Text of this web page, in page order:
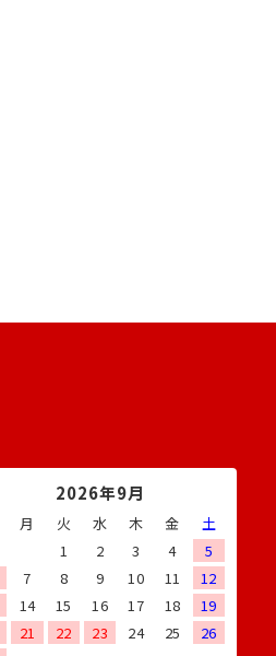
2026年9月
月 火 水 木 金
土
1
2 3 4
5
7 8 9 10 11
12
14 15 16 17 18
19
21 22 23 24 25
26